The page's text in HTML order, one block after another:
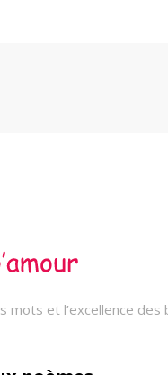
mots et l’excellence